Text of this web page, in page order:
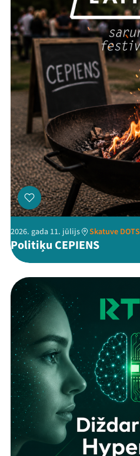
2026. gada 11. jūlijs Skatuve DOTS
Politiķu CEPIENS